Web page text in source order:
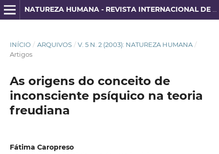
INÍCIO / ARQUIVOS / V. 5 N. 2 (2003): NATUREZA HUMANA /
Artigos
As origens do conceito de
inconsciente psíquico na teoria
freudiana
Fátima Caropreso